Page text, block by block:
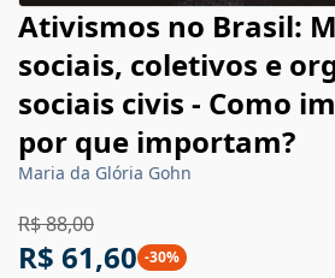
Ativismos no Brasil:
sociais, coletivos e
sociais civis - Como
por que importam?
Maria da Glória Gohn
R$ 88,00
R$ 61,60 -30%